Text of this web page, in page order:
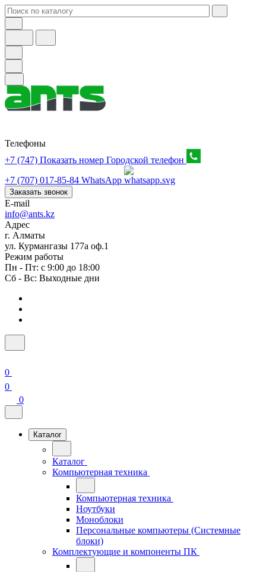
Телефоны
+7 (747) Показать номер Городской телефон
+7 (707) 017-85-84 WhatsApp
Заказать звонок
E-mail
info@ants.kz
Адрес
г. Алматы
ул. Курмангазы 177а оф.1
Режим работы
Пн - Пт: с 9:00 до 18:00
Сб - Вс: Выходные дни
0
0
0
Каталог
Каталог
Компьютерная техника
Компьютерная техника
Ноутбуки
Моноблоки
Персональные компьютеры (Системные
блоки)
Комплектующие и компоненты ПК